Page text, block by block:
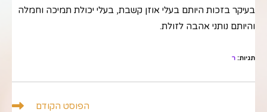
בעיקר בזכות היותם בעלי אוזן קשבת, בעלי יכולת תמיכה וחמלה
והיותם נותני אהבה לזולת.
תגיות: ר
הפוסט הקודם